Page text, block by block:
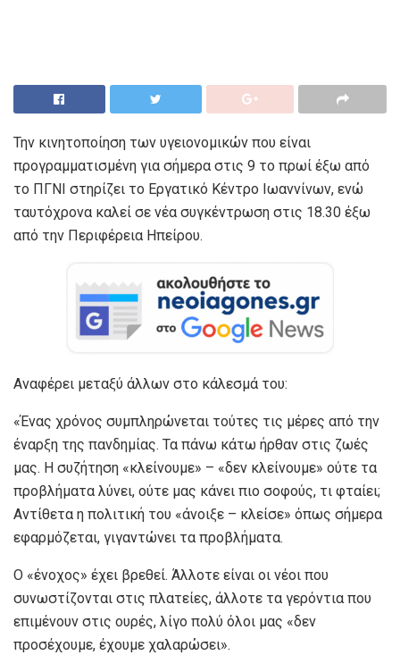
Την κινητοποίηση των υγειονομικών που είναι
προγραμματισμένη για σήμερα στις 9 το πρωί έξω από
το ΠΓΝΙ στηρίζει το Εργατικό Κέντρο Ιωαννίνων, ενώ
ταυτόχρονα καλεί σε νέα συγκέντρωση στις 18.30 έξω
από την Περιφέρεια Ηπείρου.
Αναφέρει μεταξύ άλλων στο κάλεσμά του:
«Ένας χρόνος συμπληρώνεται τούτες τις μέρες από την
έναρξη της πανδημίας. Τα πάνω κάτω ήρθαν στις ζωές
μας. Η συζήτηση «κλείνουμε» – «δεν κλείνουμε» ούτε τα
προβλήματα λύνει, ούτε μας κάνει πιο σοφούς, τι φταίει;
Αντίθετα η πολιτική του «άνοιξε – κλείσε» όπως σήμερα
εφαρμόζεται, γιγαντώνει τα προβλήματα.
Ο «ένοχος» έχει βρεθεί. Άλλοτε είναι οι νέοι που
συνωστίζονται στις πλατείες, άλλοτε τα γερόντια που
επιμένουν στις ουρές, λίγο πολύ όλοι μας «δεν
προσέχουμε, έχουμε χαλαρώσει».